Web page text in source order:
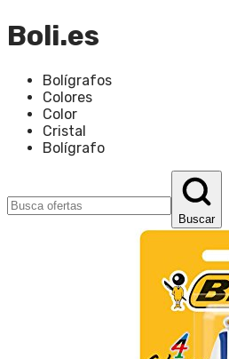
Boli.es
Bolígrafos
Colores
Color
Cristal
Bolígrafo
Buscar